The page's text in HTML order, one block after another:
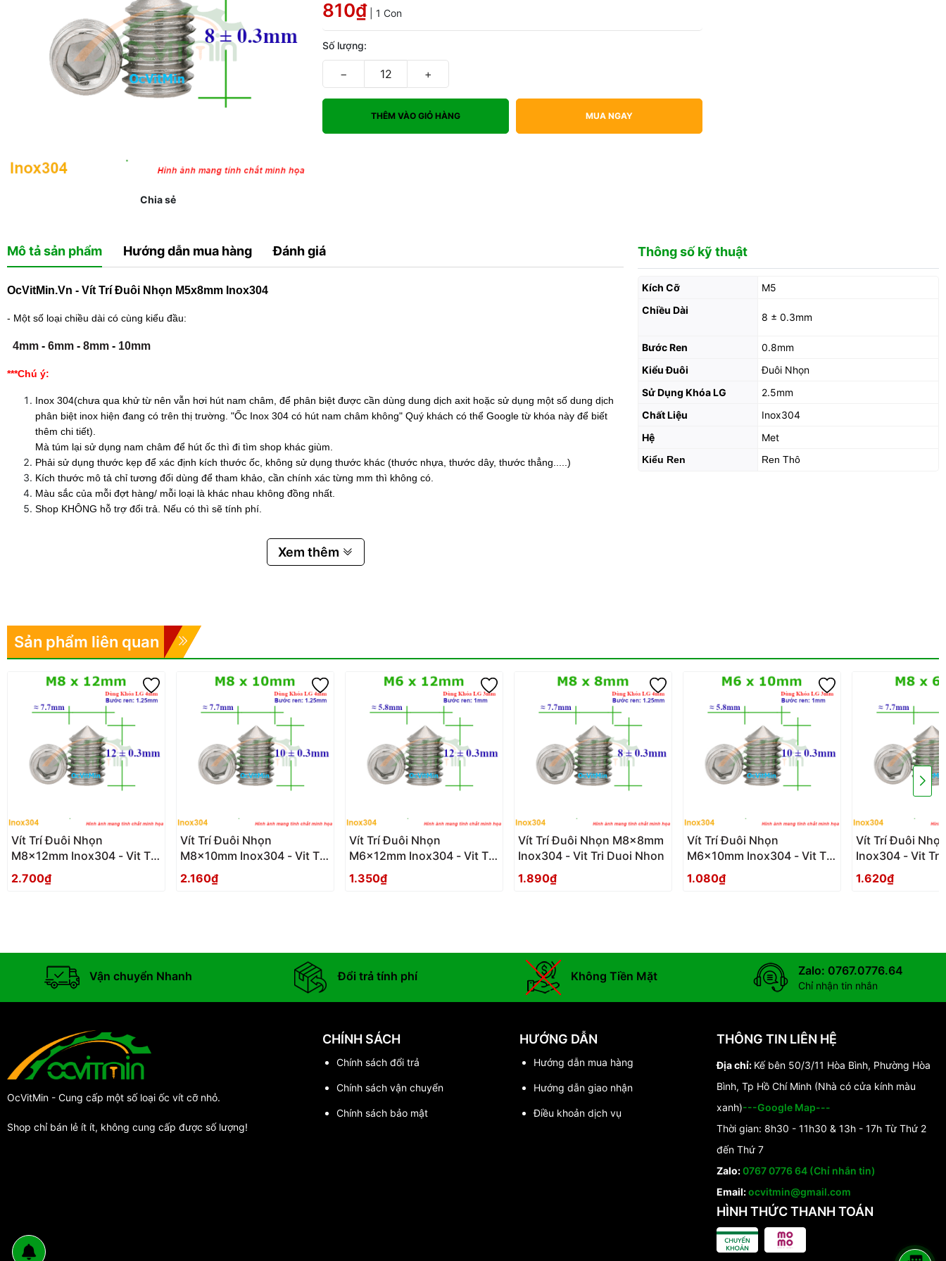
Chia sẻ
810₫ | 1 Con
Số lượng:
− +
THÊM VÀO GIỎ HÀNG MUA NGAY
Mô tả sản phẩm Hướng dẫn mua hàng Đánh giá
OcVitMin.Vn - Vít Trí Đuôi Nhọn M5x8mm Inox304
- Một số loại chiều dài có cùng kiểu đầu:
4mm - 6mm - 8mm - 10mm
***Chú ý:
Inox 304(chưa qua khử từ nên vẫn hơi hút nam châm, để phân biệt được cần dùng dung dịch axit hoặc sử dụng một số dung dịch
phân biệt inox hiện đang có trên thị trường. "Ốc Inox 304 có hút nam châm không" Quý khách có thể Google từ khóa này để biết
thêm chi tiết).
Mà túm lại sử dụng nam châm để hút ốc thì đi tìm shop khác giùm.
Phải sử dụng thước kẹp để xác định kích thước ốc, không sử dụng thước khác (thước nhựa, thước dây, thước thẳng.....)
Kích thước mô tả chỉ tương đối dùng để tham khảo, cần chính xác từng mm thì không có.
Màu sắc của mỗi đợt hàng/ mỗi loại là khác nhau không đồng nhất.
Shop KHÔNG hỗ trợ đổi trả. Nếu có thì sẽ tính phí.
Xem thêm
Thông số kỹ thuật
Kích Cỡ
M5
Chiều Dài
8 ± 0.3mm
Bước Ren
0.8mm
Kiểu Đuôi
Đuôi Nhọn
Sử Dụng Khóa LG
2.5mm
Chất Liệu
Inox304
Hệ
Met
Kiểu Ren Ren Thô
Sản phẩm liên quan
Vít Trí Đuôi Nhọn
M8x12mm Inox304 - Vit Tri
Duoi Nhon
2.700₫
Vít Trí Đuôi Nhọn
M8x10mm Inox304 - Vit Tri
Duoi Nhon
2.160₫
Vít Trí Đuôi Nhọn
M6x12mm Inox304 - Vit Tri
Duoi Nhon
1.350₫
Vít Trí Đuôi Nhọn M8x8mm
Inox304 - Vit Tri Duoi Nhon
1.890₫
Vít Trí Đuôi Nhọn
M6x10mm Inox304 - Vit Tri
Duoi Nhon
1.080₫
Vít Trí Đuôi
Inox304 - Vit Tri
1.620₫
Vận chuyển Nhanh Đổi trả tính phí Không Tiền Mặt Zalo: 0767.0776.64
Chỉ nhận tin nhắn
OcVitMin - Cung cấp một số loại ốc vít cỡ nhỏ.
Shop chỉ bán lẻ ít ít, không cung cấp được số lượng!
CHÍNH SÁCH
Chính sách đổi trả
Chính sách vận chuyển
Chính sách bảo mật
HƯỚNG DẪN
Hướng dẫn mua hàng
Hướng dẫn giao nhận
Điều khoản dịch vụ
THÔNG TIN LIÊN HỆ
Địa chỉ: Kế bên 50/3/11 Hòa Bình, Phường Hòa
Bình, Tp Hồ Chí Minh (Nhà có cửa kính màu
xanh)---Google Map---
Thời gian: 8h30 - 11h30 & 13h - 17h Từ Thứ 2
đến Thứ 7
Zalo:0767 0776 64 (Chỉ nhắn tin)
Email:ocvitmin@gmail.com
HÌNH THỨC THANH TOÁN